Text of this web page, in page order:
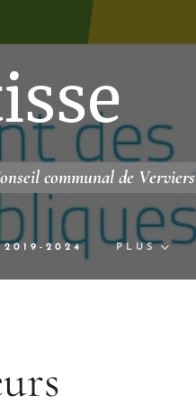
communal de Verviers
2019-2024 PLUS